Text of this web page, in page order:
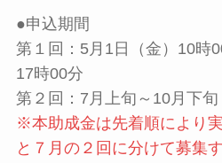
●申込期間
第１回：5月1日（金）10時
17時00分
第２回：7月上旬～10月下旬
※本助成金は先着順により
と７月の２回に分けて募集